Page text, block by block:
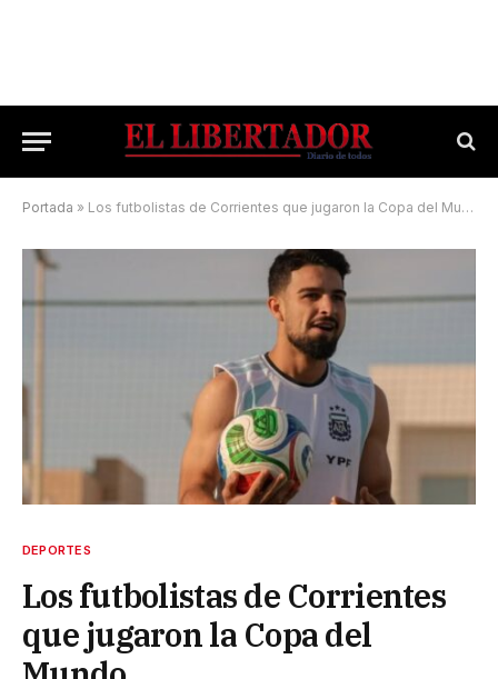
Portada » Los futbolistas de Corrientes que jugaron la Copa del Mundo
DEPORTES
Los futbolistas de Corrientes
que jugaron la Copa del